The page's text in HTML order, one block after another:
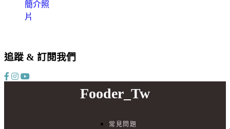
追蹤 & 訂閱我們
Fooder_Tw
常見問題